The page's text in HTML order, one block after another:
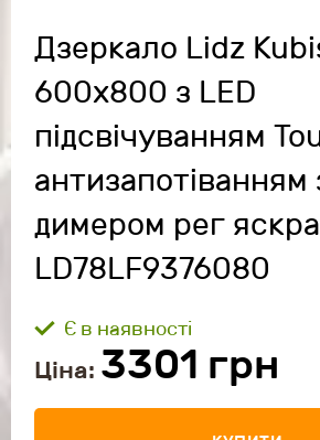
Дзеркало Lidz
600х800 з LED
підсвічуванням
антизапотіванням
димером рег
LD78LF9376080
Є в наявності
Ціна: 3301 грн